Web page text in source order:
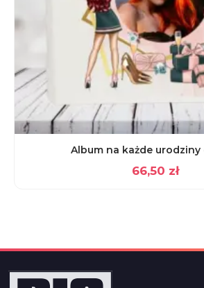
Album na każde urodziny
66,50 zł